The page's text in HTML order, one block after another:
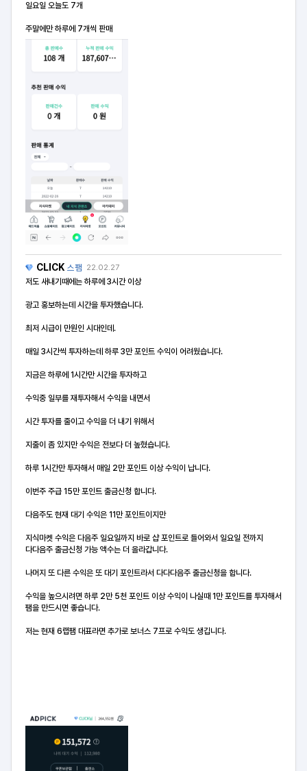
일요일 오늘도 7개
주말에만 하루에 7개씩 판매
CLICK 스팸 22.02.27
저도 새내기때에는 하루에 3시간 이상
광고 홍보하는데 시간을 투자했습니다.
최저 시급이 만원인 시대인데.
매일 3시간씩 투자하는데 하루 3만 포인트 수익이 어려웠습니다.
지금은 하루에 1시간만 시간을 투자하고
수익중 일부를 재투자해서 수익을 내면서
시간 투자를 줄이고 수익을 더 내기 위해서
지출이 좀 있지만 수익은 전보다 더 높혔습니다.
하루 1시간만 투자해서 매일 2만 포인트 이상 수익이 납니다.
이번주 주급 15만 포인트 출금신청 합니다.
다음주도 현재 대기 수익은 11만 포인트이지만
지식마켓 수익은 다음주 일요일까지 바로 샵 포인트로 들어와서 일요일 전까지
다다음주 출금신청 가능 액수는 더 올라갑니다.
나머지 또 다른 수익은 또 대기 포인트라서 다다다음주 출금신청을 합니다.
수익을 높으시려면 하루 2만 5천 포인트 이상 수익이 나실때 1만 포인트를 투자해서
팸을 만드시면 좋습니다.
저는 현재 6랩팸 대표라면 추가로 보너스 7프로 수익도 생깁니다.